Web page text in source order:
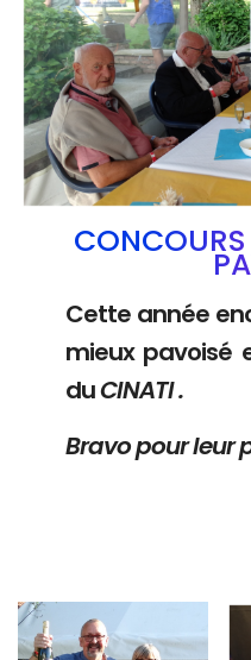
Cette année
mieux pavoisé
duCINATI .
Bravo pour leur
Branding
ARMCHAIR